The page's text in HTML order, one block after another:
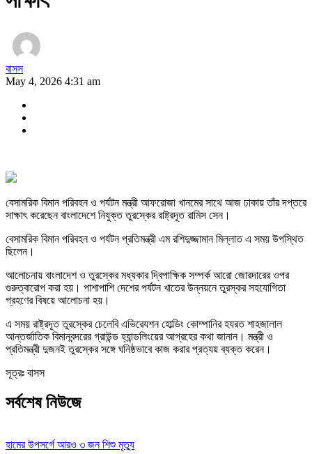
বাসস
May 4, 2026 4:31 am
বেসামরিক বিমান পরিবহন ও পর্যটন মন্ত্রী আফরোজা খানমের সাথে আজ ঢাকায় তাঁর দপ্তরে
সাক্ষাৎ করেছেন বাংলাদেশে নিযুক্ত তুরস্কের রাষ্ট্রদূত রামিস সেন।
বেসামরিক বিমান পরিবহন ও পর্যটন প্রতিমন্ত্রী এম রশিদুজ্জামান মিল্লাত এ সময় উপস্থিত
ছিলেন।
আলোচনায় বাংলাদেশ ও তুরস্কের মধ্যকার দ্বিপাক্ষিক সম্পর্ক আরো জোরদারের ওপর
গুরুত্বারোপ করা হয়। পাশাপাশি দেশের পর্যটন খাতের উন্নয়নে তুরস্কর সহযোগিতা
গ্রহণের বিষয়ে আলোচনা হয়।
এ সময় রাষ্ট্রদূত তুরস্কের চেলেবি এভিরেযশন হোল্ডিং কোম্পানির হযরত শাহজালাল
আন্তর্জাতিক বিমানবন্দরের গ্রাউন্ড হ্যান্ডলিংয়ের আগ্রহের কথা জানান। মন্ত্রী ও
প্রতিমন্ত্রী দুজনই তুরস্কের সঙ্গে ঘনিষ্ঠভাবে কাজ করার প্রত্যয় ব্যক্ত করেন।
সূত্রঃ বাসস
সর্বশেষ নিউজে
হামের উপসর্গে আরও ৩ জন শিশু মৃত্যু